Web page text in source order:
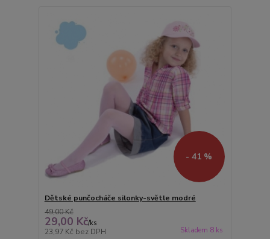
- 41 %
Dětské punčocháče silonky-světle modré
49,00 Kč
29,00 Kč/ks
23,97 Kč bez DPH Skladem 8 ks